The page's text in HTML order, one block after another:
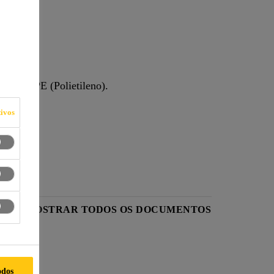
base PE (Polietileno).
MOSTRAR TODOS OS DOCUMENTOS